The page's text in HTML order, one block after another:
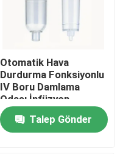
Otomatik Hava
Durdurma Fonksiyonlu
IV Boru Damlama
Odası İnfüzyon
Aksesuarları
Talep Gönder